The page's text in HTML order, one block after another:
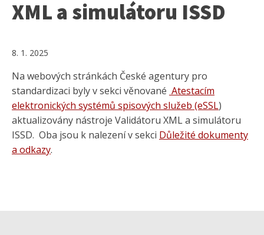
XML a simulátoru ISSD
8. 1. 2025
Na webových stránkách České agentury pro
standardizaci byly v sekci věnované Atestacím
elektronických systémů spisových služeb (eSSL)
aktualizovány nástroje Validátoru XML a simulátoru
ISSD. Oba jsou k nalezení v sekci Důležité dokumenty
a odkazy.